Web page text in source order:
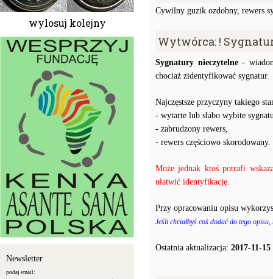
wylosuj kolejny
Newsletter
podaj email:
Cywilny guzik ozdobny, rewers
Wytwórca: !
Sygnatury nieczytelne-
chociaż zidentyfikować sygnatur.
Najczęstsze przyczyny takiego
- wytarte lub słabo wybite
- zabrudzony rewers,
- rewers częściowo skorodowany.
Może jednak ktoś potrafi
ułatwić identyfikację.
Przy opracowaniu opisu
Jeśli chciałbyś coś dodać do tego
Ostatnia aktualizacja: 2017-11-15